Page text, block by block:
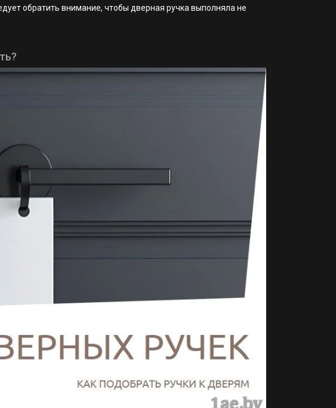
обратить внимание, чтобы дверная ручка выполняла не